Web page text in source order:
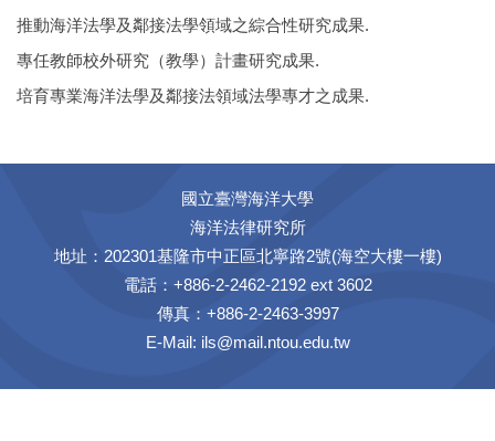
推動海洋法學及鄰接法學領域之綜合性研究成果.
專任教師校外研究（教學）計畫研究成果.
培育專業海洋法學及鄰接法領域法學專才之成果.
國立臺灣海洋大學
海洋法律研究所
地址：202301基隆市中正區北寧路2號(海空大樓一樓)
電話：+886-2-2462-2192 ext 3602
傳真：+886-2-2463-3997
E-Mail: ils@mail.ntou.edu.tw